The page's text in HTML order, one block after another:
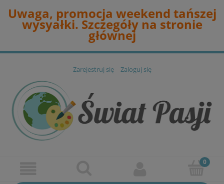
Uwaga, promocja weekend tańszej
wysyałki. Szczegóły na stronie
głównej
Zarejestruj się Zaloguj się